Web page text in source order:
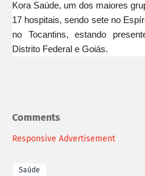
Kora Saúde, um dos maiores
17 hospitais, sendo sete no
no Tocantins, estando
Distrito Federal e Goiás.
Comments
Responsive Advertisement
Saúde